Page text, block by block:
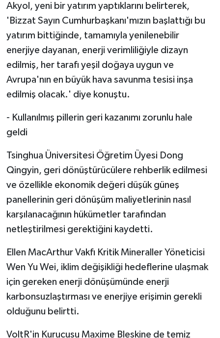
Akyol, yeni bir yatırım yaptıklarını belirterek,
'Bizzat Sayın Cumhurbaşkanı'mızın başlattığı bu
yatırım bittiğinde, tamamıyla yenilenebilir
enerjiye dayanan, enerji verimliliğiyle dizayn
edilmiş, her tarafı yeşil doğaya uygun ve
Avrupa'nın en büyük hava savunma tesisi inşa
edilmiş olacak.' diye konuştu.
- Kullanılmış pillerin geri kazanımı zorunlu hale
geldi
Tsinghua Üniversitesi Öğretim Üyesi Dong
Qingyin, geri dönüştürücülere rehberlik edilmesi
ve özellikle ekonomik değeri düşük güneş
panellerinin geri dönüşüm maliyetlerinin nasıl
karşılanacağının hükümetler tarafından
netleştirilmesi gerektiğini kaydetti.
Ellen MacArthur Vakfı Kritik Mineraller Yöneticisi
Wen Yu Wei, iklim değişikliği hedeflerine ulaşmak
için gereken enerji dönüşümünde enerji
karbonsuzlaştırması ve enerjiye erişimin gerekli
olduğunu belirtti.
VoltR'in Kurucusu Maxime Bleskine de temiz